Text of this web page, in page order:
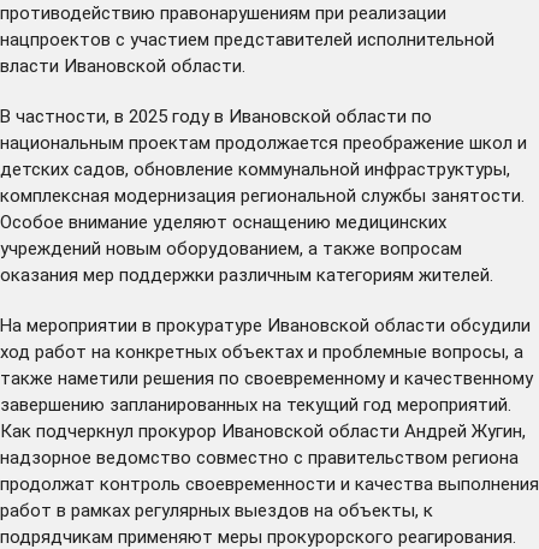
противодействию правонарушениям при реализации
нацпроектов с участием представителей исполнительной
власти Ивановской области.
В частности, в 2025 году в Ивановской области по
национальным проектам продолжается преображение школ и
детских садов, обновление коммунальной инфраструктуры,
комплексная модернизация региональной службы занятости.
Особое внимание уделяют оснащению медицинских
учреждений новым оборудованием, а также вопросам
оказания мер поддержки различным категориям жителей.
На мероприятии в прокуратуре Ивановской области обсудили
ход работ на конкретных объектах и проблемные вопросы, а
также наметили решения по своевременному и качественному
завершению запланированных на текущий год мероприятий.
Как подчеркнул прокурор Ивановской области Андрей Жугин,
надзорное ведомство совместно с правительством региона
продолжат контроль своевременности и качества выполнения
работ в рамках регулярных выездов на объекты, к
подрядчикам применяют меры прокурорского реагирования.